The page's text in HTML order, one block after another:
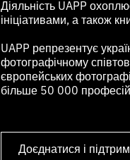
Діяльність UAPP
ініціативами, а також
UAPP репрезентує
фотографічному
європейських
більше 50 000
Доєднатися і